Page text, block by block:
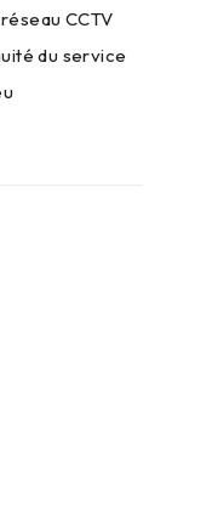
CCTV
du service